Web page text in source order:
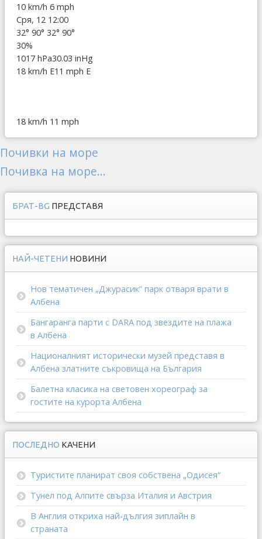
10 km/h 6 mph
Сря, 12 12:00
32° 90° 32° 90°
30%
1017 hPa30.03 inHg
18 km/h E11 mph E
18 km/h 11 mph
Почивки на море
Почивка на море...
БРАТ-BG ПРЕДСТАВЯ
НАЙ-ЧЕТЕНИ НОВИНИ
Нов тематичен „Джурасик“ парк отваря врати в
Албена
Бангаранга парти с DARA под звездите на плажа
в Албена
Националният исторически музей представя в
Албена златните съкровища на България
Балетна класика на световен хореограф за
гостите на курорта Албена
ПОСЛЕДНО КАЧЕНИ
Туристите планират своя собствена „Одисея“
Тунел под Алпите свърза Италия и Австрия
В Англия откриха най-дългия зиплайн в
страната